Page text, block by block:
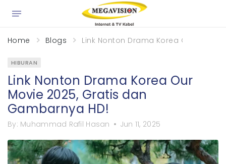
Home Blogs Link Nonton Drama Korea Our Movie
HIBURAN
Link Nonton Drama Korea Our
Movie 2025, Gratis dan
Gambarnya HD!
By: Muhammad Rafil Hasan Jun 11, 2025